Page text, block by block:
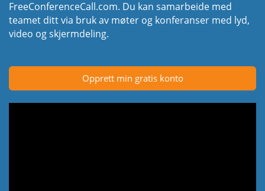
FreeConferenceCall.com. Du kan samarbeide med
teamet ditt via bruk av møter og konferanser med lyd,
video og skjermdeling.
Opprett min gratis konto